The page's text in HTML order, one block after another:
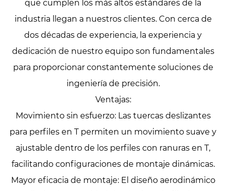
que cumplen los más altos estándares de la
industria llegan a nuestros clientes. Con cerca de
dos décadas de experiencia, la experiencia y
dedicación de nuestro equipo son fundamentales
para proporcionar constantemente soluciones de
ingeniería de precisión.
Ventajas:
Movimiento sin esfuerzo: Las tuercas deslizantes
para perfiles en T permiten un movimiento suave y
ajustable dentro de los perfiles con ranuras en T,
facilitando configuraciones de montaje dinámicas.
Mayor eficacia de montaje: El diseño aerodinámico